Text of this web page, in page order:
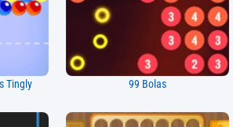
Tingly 99 Bolas